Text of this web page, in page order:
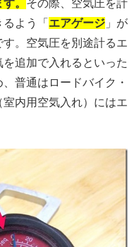
。 その際、空気圧を計
よう「 エアゲージ 」が
。空気圧を別途計るエ
追加で入れるといった
普通はロードバイク・
内用空気入れ）にはエ